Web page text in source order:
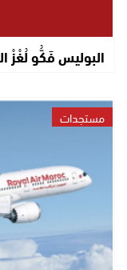
البوليس فَكُّو لُغْزْ
مستجدات